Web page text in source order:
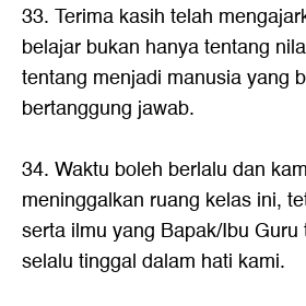
33. Terima kasih telah
belajar bukan hanya tentang
tentang menjadi manusia yang
bertanggung jawab.
34. Waktu boleh berlalu dan
meninggalkan ruang kelas ini,
serta ilmu yang Bapak/Ibu
selalu tinggal dalam hati kami.